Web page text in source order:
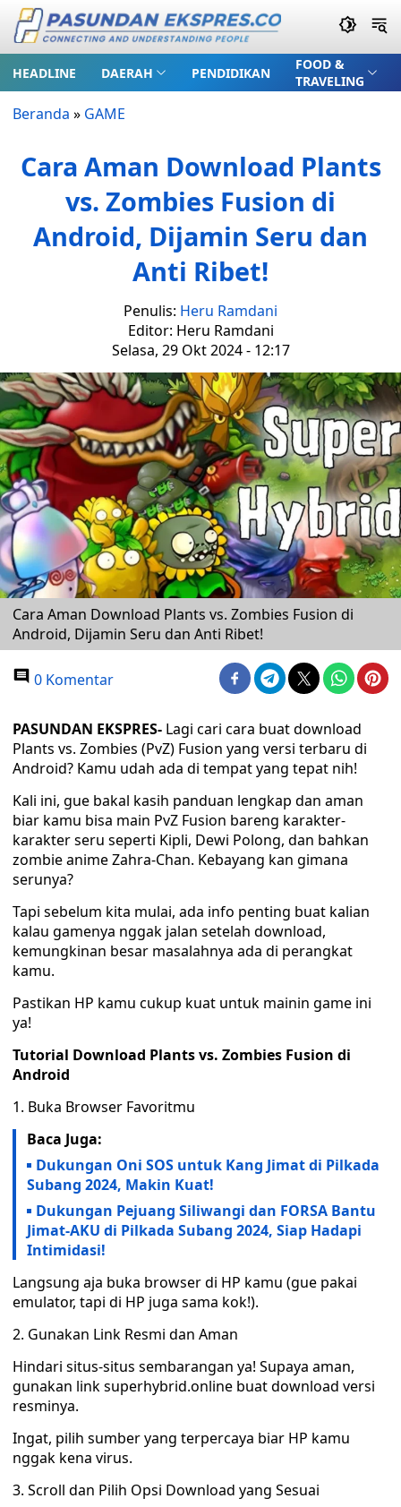
HEADLINE DAERAH PENDIDIKAN
FOOD &
TRAVELING
Beranda » GAME
Cara Aman Download Plants
vs. Zombies Fusion di
Android, Dijamin Seru dan
Anti Ribet!
Penulis: Heru Ramdani
Editor: Heru Ramdani
Selasa, 29 Okt 2024 - 12:17
Cara Aman Download Plants vs. Zombies Fusion di
Android, Dijamin Seru dan Anti Ribet!
0 Komentar
PASUNDAN EKSPRES- Lagi cari cara buat download
Plants vs. Zombies (PvZ) Fusion yang versi terbaru di
Android? Kamu udah ada di tempat yang tepat nih!
Kali ini, gue bakal kasih panduan lengkap dan aman
biar kamu bisa main PvZ Fusion bareng karakter-
karakter seru seperti Kipli, Dewi Polong, dan bahkan
zombie anime Zahra-Chan. Kebayang kan gimana
serunya?
Tapi sebelum kita mulai, ada info penting buat kalian
kalau gamenya nggak jalan setelah download,
kemungkinan besar masalahnya ada di perangkat
kamu.
Pastikan HP kamu cukup kuat untuk mainin game ini
ya!
Tutorial Download Plants vs. Zombies Fusion di
Android
1. Buka Browser Favoritmu
Baca Juga:
Dukungan Oni SOS untuk Kang Jimat di Pilkada
Subang 2024, Makin Kuat!
Dukungan Pejuang Siliwangi dan FORSA Bantu
Jimat-AKU di Pilkada Subang 2024, Siap Hadapi
Intimidasi!
Langsung aja buka browser di HP kamu (gue pakai
emulator, tapi di HP juga sama kok!).
2. Gunakan Link Resmi dan Aman
Hindari situs-situs sembarangan ya! Supaya aman,
gunakan link superhybrid.online buat download versi
resminya.
Ingat, pilih sumber yang terpercaya biar HP kamu
nggak kena virus.
3. Scroll dan Pilih Opsi Download yang Sesuai